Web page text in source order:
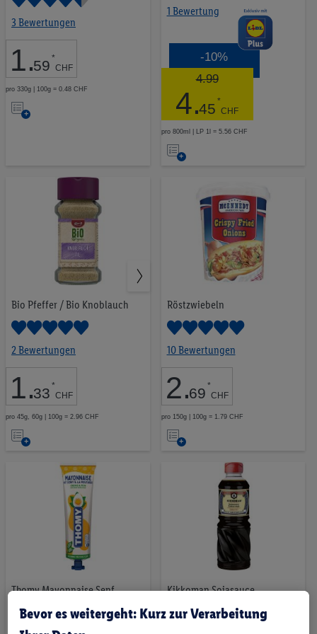
3 Bewertungen
1.59 *
CHF
pro 330g | 100g = 0.48 CHF
Auf
1 Bewertung
-10%
4.99
4.45 *
CHF
pro 800ml | LP 1l = 5.56 CHF
Auf
Merkliste
Bio Pfeffer / Bio Knoblauch
2 Bewertungen
1.33 *
CHF
pro 45g, 60g | 100g = 2.96 CHF
Auf
Merkliste
Röstzwiebeln
10 Bewertungen
2.69 *
CHF
pro 150g | 100g = 1.79 CHF
Auf
Merkliste
Thomy Mayonnaise Senf Kikkoman Sojasauce
Bevor es weitergeht: Kurz zur Verarbeitung